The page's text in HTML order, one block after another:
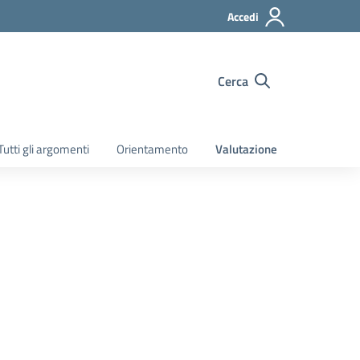
Accedi
Cerca
gli argomenti Orientamento Valutazione